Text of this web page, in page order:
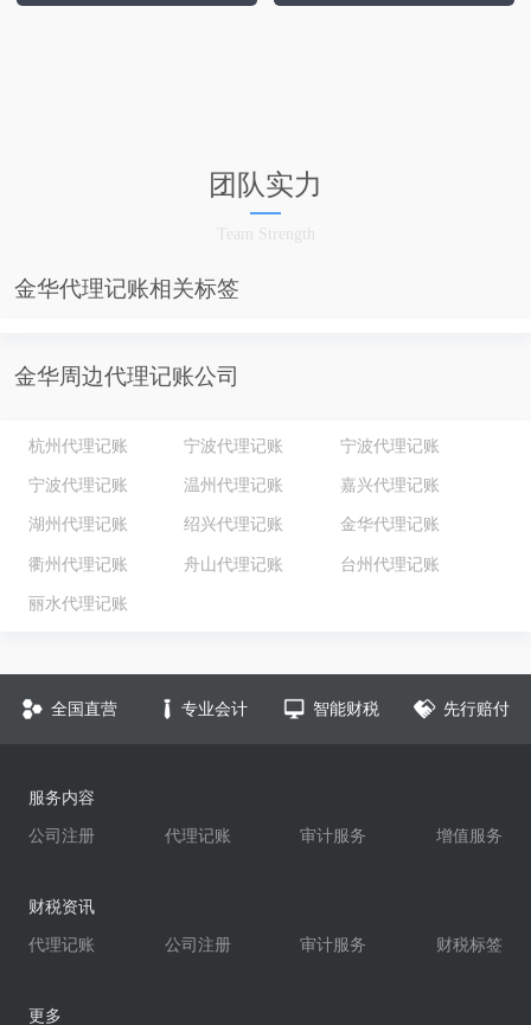
团队实力
Team Strength
金华代理记账相关标签
金华周边代理记账公司
杭州代理记账 宁波代理记账 宁波代理记账
宁波代理记账 温州代理记账 嘉兴代理记账
湖州代理记账 绍兴代理记账 金华代理记账
衢州代理记账 舟山代理记账 台州代理记账
丽水代理记账
全国直营 专业会计 智能财税 先行赔付
服务内容
公司注册
代理记账 审计服务 增值服务
财税资讯
代理记账
公司注册 审计服务 财税标签
更多